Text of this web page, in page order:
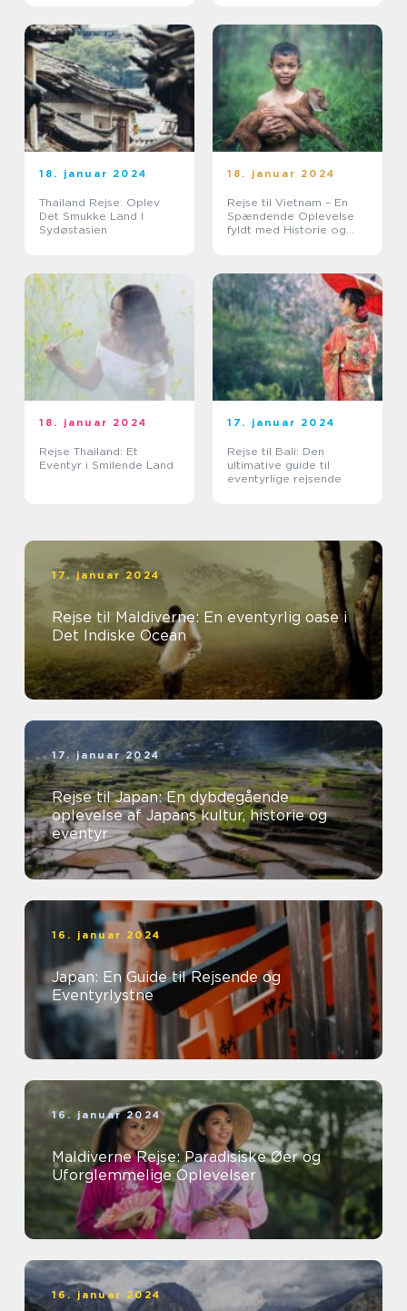
18. januar 2024
Thailand Rejse: Oplev
Det Smukke Land I
Sydøstasien
18. januar 2024
Rejse til Vietnam – En
Spændende Oplevelse
fyldt med Historie og
18. januar 2024
Rejse Thailand: Et
Eventyr i Smilende Land
17. januar 2024
Rejse til Bali: Den
ultimative guide til
eventyrlige rejsende
17. januar 2024
Rejse til Maldiverne: En eventyrlig oase i
Det Indiske Ocean
17. januar 2024
Rejse til Japan: En dybdegående
oplevelse af Japans kultur, historie og
eventyr
16. januar 2024
Japan: En Guide til Rejsende og
Eventyrlystne
16. januar 2024
Maldiverne Rejse: Paradisiske Øer og
Uforglemmelige Oplevelser
16. januar 2024